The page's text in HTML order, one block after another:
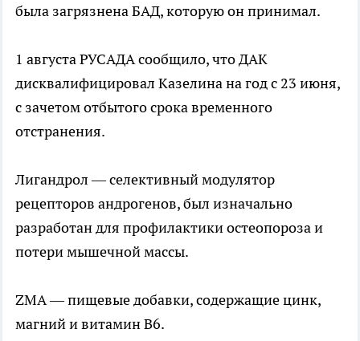
была загрязнена БАД, которую он принимал.
1 августа РУСАДА сообщило, что ДАК
дисквалифицировал Казелина на год с 23 июня,
с зачетом отбытого срока временного
отстранения.
Лигандрол — селективный модулятор
рецепторов андрогенов, был изначально
разработан для профилактики остеопороза и
потери мышечной массы.
ZMA — пищевые добавки, содержащие цинк,
магний и витамин B6.